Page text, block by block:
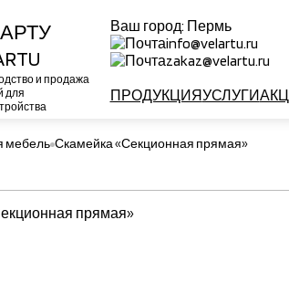
и продажа
для
Ваш город: Пермь
info@velartu.ru
zakaz@velartu.ru
ПРОДУКЦИЯУСЛУГИ
мебель Скамейка «Секционная прямая»